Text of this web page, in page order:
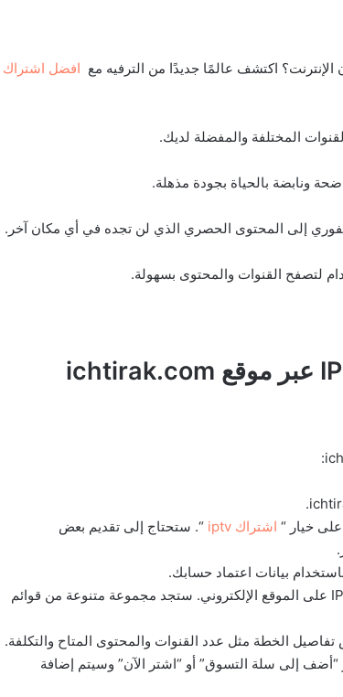
اكتشف عالمًا جديدًا من الترفيه مع افضل اشتراك
المختلفة والمفضلة لديك.
ونابضة بالحياة بجودة مذهلة.
إلى المحتوى الحصري الذي لن تجده في أي مكان آخر.
لتصفح القنوات والمحتوى بسهولة.
خيار “ اشتراك iptv
“. ستحتاج إلى تقديم بعض
بيانات اعتماد حسابك.
تصفح الحزم: ابحث عن قائمة الحزم المتاحة لخدمات IPTV على الموقع الإلكتروني. ستجد مجموعة متنوعة من قوائم
الخطة مثل عدد القنوات والمحتوى المتاح والتكلفة.
إلى سلة التسوق” أو “اشتر الآن” وسيتم إضافة